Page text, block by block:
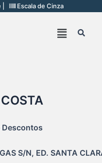
Escala de Cinza
Descontos
S/N, ED. SANTA